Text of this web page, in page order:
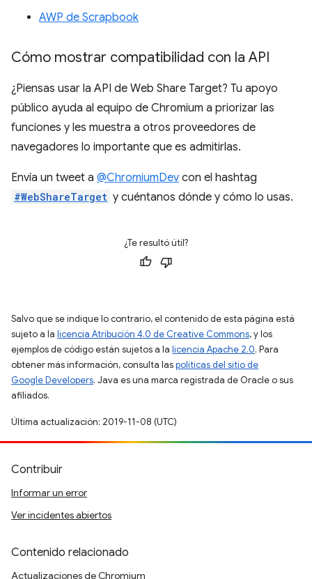
AWP de Scrapbook
Cómo mostrar compatibilidad con la API
¿Piensas usar la API de Web Share Target? Tu apoyo
público ayuda al equipo de Chromium a priorizar las
funciones y les muestra a otros proveedores de
navegadores lo importante que es admitirlas.
Envía un tweet a @ChromiumDev con el hashtag
#WebShareTarget y cuéntanos dónde y cómo lo usas.
¿Te resultó útil?
Salvo que se indique lo contrario, el contenido de esta página está
sujeto a la licencia Atribución 4.0 de Creative Commons, y los
ejemplos de código están sujetos a la licencia Apache 2.0. Para
obtener más información, consulta laspolíticas del sitio de
Google Developers. Java es una marca registrada de Oracle o sus
afiliados.
Última actualización: 2019-11-08 (UTC)
Contribuir
Informar un error
Ver incidentes abiertos
Contenido relacionado
Actualizaciones de Chromium